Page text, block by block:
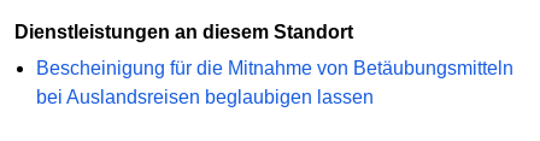
Dienstleistungen an diesem Standort
Bescheinigung für die Mitnahme von Betäubungsmitteln
bei Auslandsreisen beglaubigen lassen